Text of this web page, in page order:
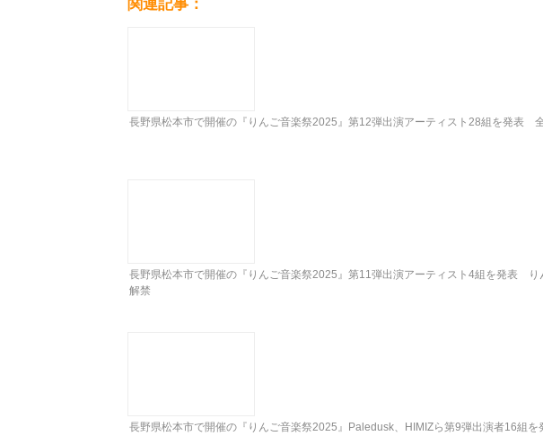
関連記事：
長野県松本市で開催の『りんご音楽祭2025』第12弾出演アーティスト28組を発表
長野県松本市で開催の『りんご音楽祭2025』第11弾出演アーティスト4組を発表
解禁
長野県松本市で開催の『りんご音楽祭2025』Paledusk、HIMIZら第9弾出演者16組